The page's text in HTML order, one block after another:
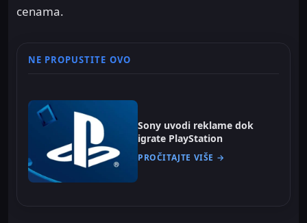
cenama.
NE PROPUSTITE OVO
Sony uvodi reklame dok
igrate PlayStation
PROČITAJTE VIŠE →